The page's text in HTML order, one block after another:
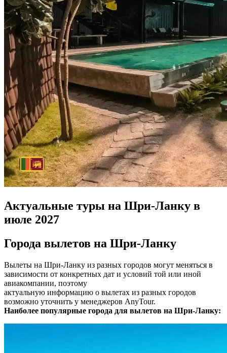
Актуальные туры на Шри-Ланку в
июле 2027
Города вылетов на Шри-Ланку
Вылеты на Шри-Ланку из разных городов могут меняться в
зависимости от конкретных дат и условий той или иной
авиакомпании, поэтому
актуальную информацию о вылетах из разных городов
возможно уточнить у менеджеров AnyTour.
Наиболее популярные города для вылетов на Шри-Ланку: